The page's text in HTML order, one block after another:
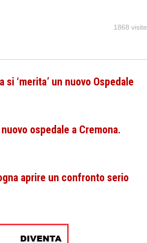
1868 visite
‘merita’ un nuovo Ospedale
ospedale a Cremona.
aprire un confronto serio